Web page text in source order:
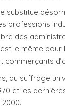
substitue
professions
des
le même pour
commerçants
au suffrage
et les